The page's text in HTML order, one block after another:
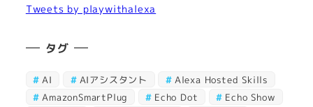
Tweets by playwithalexa
タグ
AI AIアシスタント
Alexa Hosted Skills
AmazonSmartPlug
Echo Dot
Echo Show